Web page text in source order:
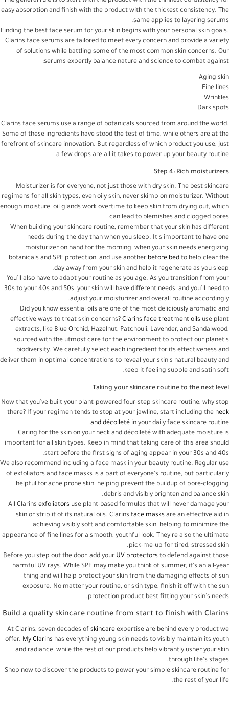
easy absorption and finish with the product with the thickest consistency. The
same applies to layering serums.
Finding the best face serum for your skin begins with your personal skin goals.
Clarins face serums are tailored to meet every concern and provide a variety
of solutions while battling some of the most common skin concerns. Our
serums expertly balance nature and science to combat against:
Aging skin
Fine lines
Wrinkles
Dark spots
Clarins face serums use a range of botanicals sourced from around the world.
Some of these ingredients have stood the test of time, while others are at the
forefront of skincare innovation. But regardless of which product you use, just
a few drops are all it takes to power up your beauty routine.
Step 4: Rich moisturizers
Moisturizer is for everyone, not just those with dry skin. The best skincare
regimens for all skin types, even oily skin, never skimp on moisturizer. Without
enough moisture, oil glands work overtime to keep skin from drying out, which
can lead to blemishes and clogged pores.
When building your skincare routine, remember that your skin has different
needs during the day than when you sleep. It's important to have one
moisturizer on hand for the morning, when your skin needs energizing
botanicals and SPF protection, and use another before bed to help clear the
day away from your skin and help it regenerate as you sleep.
You'll also have to adapt your routine as you age. As you transition from your
30s to your 40s and 50s, your skin will have different needs, and you'll need to
adjust your moisturizer and overall routine accordingly.
Did you know essential oils are one of the most deliciously aromatic and
effective ways to treat skin concerns? Clarins face treatment oils use plant
extracts, like Blue Orchid, Hazelnut, Patchouli, Lavender, and Sandalwood,
sourced with the utmost care for the environment to protect our planet's
biodiversity. We carefully select each ingredient for its effectiveness and
deliver them in optimal concentrations to reveal your skin's natural beauty and
keep it feeling supple and satin soft.
Taking your skincare routine to the next level
Now that you've built your plant-powered four-step skincare routine, why stop
there? If your regimen tends to stop at your jawline, start including the neck
and décolleté in your daily face skincare routine.
Caring for the skin on your neck and décolleté with adequate moisture is
important for all skin types. Keep in mind that taking care of this area should
start before the first signs of aging appear in your 30s and 40s.
We also recommend including a face mask in your beauty routine. Regular use
of exfoliators and face masks is a part of everyone's routine, but particularly
helpful for acne prone skin, helping prevent the buildup of pore-clogging
debris and visibly brighten and balance skin.
All Clarins exfoliators use plant-based formulas that will never damage your
skin or strip it of its natural oils. Clarins face masks are an effective aid in
achieving visibly soft and comfortable skin, helping to minimize the
appearance of fine lines for a smooth, youthful look. They're also the ultimate
pick-me-up for tired, stressed skin.
Before you step out the door, add your UV protectors to defend against those
harmful UV rays. While SPF may make you think of summer, it's an all-year
thing and will help protect your skin from the damaging effects of sun
exposure. No matter your routine, or skin type, finish it off with the sun
protection product best fitting your skin's needs.
Build a quality skincare routine from start to finish with Clarins
At Clarins, seven decades of skincare expertise are behind every product we
offer. My Clarins has everything young skin needs to visibly maintain its youth
and radiance, while the rest of our products help vibrantly usher your skin
through life's stages.
Shop now to discover the products to power your simple skincare routine for
the rest of your life.